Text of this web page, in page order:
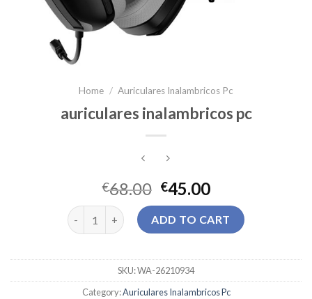
Home / Auriculares Inalambricos Pc
auriculares inalambricos pc
€68.00 €45.00
auriculares inalambricos pc quantity
ADD TO CART
SKU:WA-26210934
Category:Auriculares Inalambricos Pc